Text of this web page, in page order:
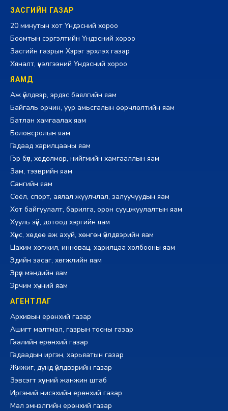
ЗАСГИЙН ГАЗАР
20 минутын хот Үндэсний хороо
Боомтын сэргэлтийн Үндэсний хороо
Засгийн газрын Хэрэг эрхлэх газар
Хяналт, үнэлгээний Үндэсний хороо
ЯАМД
Аж үйлдвэр, эрдэс баялгийн яам
Байгаль орчин, уур амьсгалын өөрчлөлтийн яам
Батлан хамгаалах яам
Боловсролын яам
Гадаад харилцааны яам
Гэр бүл, хөдөлмөр, нийгмийн хамгааллын яам
Зам, тээврийн яам
Сангийн яам
Соёл, спорт, аялал жуулчлал, залуучуудын яам
Хот байгуулалт, барилга, орон сууцжуулалтын яам
Хууль зүй, дотоод хэргийн яам
Хүнс, хөдөө аж ахуй, хөнгөн үйлдвэрийн яам
Цахим хөгжил, инновац, харилцаа холбооны яам
Эдийн засаг, хөгжлийн яам
Эрүүл мэндийн яам
Эрчим хүчний яам
АГЕНТЛАГ
Архивын ерөнхий газар
Ашигт малтмал, газрын тосны газар
Гаалийн ерөнхий газар
Гадаадын иргэн, харьяатын газар
Жижиг, дунд үйлдвэрийн газар
Зэвсэгт хүчний жанжин штаб
Иргэний нисэхийн ерөнхий газар
Мал эмнэлгийн ерөнхий газар